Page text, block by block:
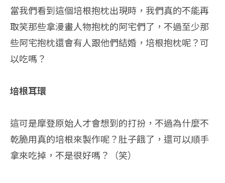
當我們看到這個培根抱枕出現時，我們真的不能再
取笑那些拿漫畫人物抱枕的阿宅們了，不過至少那
些阿宅抱枕還會有人跟他們結婚，培根抱枕呢？可
以吃嗎？
培根耳環
這可是摩登原始人才會想到的打扮，不過為什麼不
乾脆用真的培根來製作呢？肚子餓了，還可以順手
拿來吃掉，不是很好嗎？（笑）